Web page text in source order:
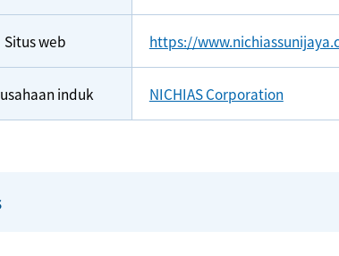
Situs web https://
induk NICHIAS Corporation